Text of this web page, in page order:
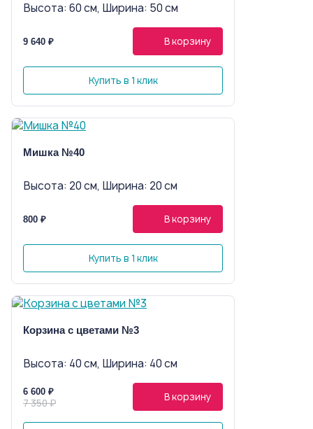
Высота: 60 см, Ширина: 50 см
9 640 ₽ В корзину
Купить в 1 клик
Мишка №40
Высота: 20 см, Ширина: 20 см
800 ₽ В корзину
Купить в 1 клик
Корзина с цветами №3
Высота: 40 см, Ширина: 40 см
6 600 ₽
7 350 ₽ В корзину